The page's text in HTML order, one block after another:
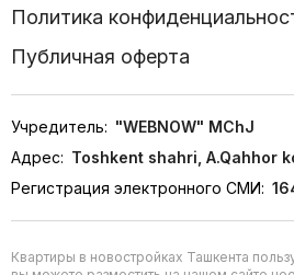
Политика
Публичная оферта
Учредитель: "WEBNOW" MChJ
Адрес: Toshkent shahri, A.Qahhor
Регистрация электронного СМИ:
Квартиры в новостройках Ташкента